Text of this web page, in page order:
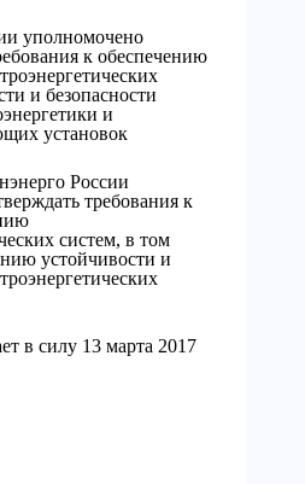
уполномочено
к обеспечению
и безопасности
и
установок
России
требования к
систем, в том
устойчивости и
в силу 13 марта 2017